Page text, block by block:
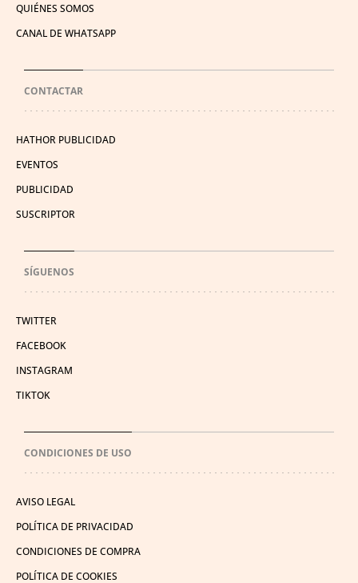
QUIÉNES SOMOS
CANAL DE WHATSAPP
CONTACTAR
HATHOR PUBLICIDAD
EVENTOS
PUBLICIDAD
SUSCRIPTOR
SÍGUENOS
TWITTER
FACEBOOK
INSTAGRAM
TIKTOK
CONDICIONES DE USO
AVISO LEGAL
POLÍTICA DE PRIVACIDAD
CONDICIONES DE COMPRA
POLÍTICA DE COOKIES